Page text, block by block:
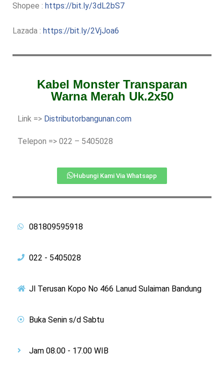
Shopee : https://bit.ly/3dL2bS7
Lazada : https://bit.ly/2VjJoa6
Kabel Monster Transparan
Warna Merah Uk.2x50
Link => Distributorbangunan.com
Telepon => 022 – 5405028
Hubungi Kami Via Whatsapp
081809595918
022 - 5405028
Jl Terusan Kopo No 466 Lanud Sulaiman Bandung
Buka Senin s/d Sabtu
Jam 08.00 - 17.00 WIB